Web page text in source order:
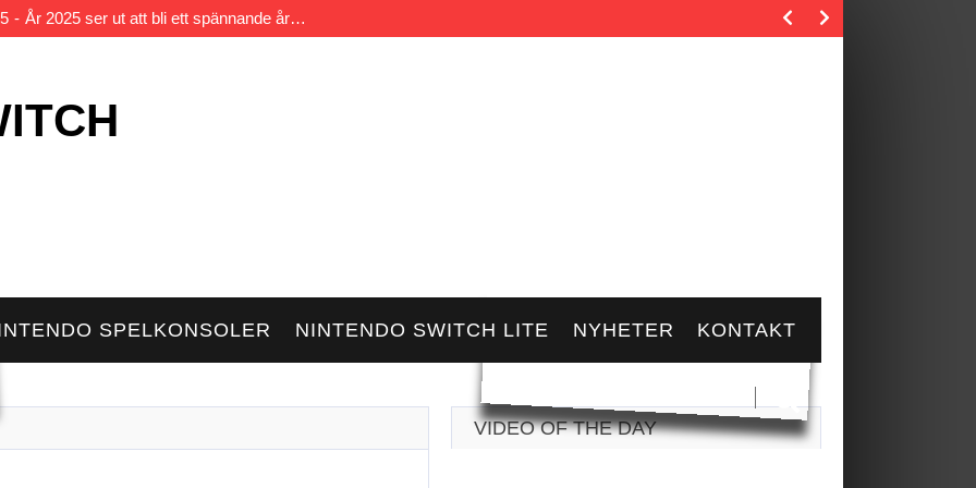
År 2025 ser ut att bli ett spännande år…
har sedan originalets lansering blivit en bästsäljande spelserie.…
SPELKONSOLER NINTENDO SWITCH LITE NYHETER KONTAKT
VIDEO OF THE DAY